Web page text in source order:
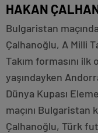
HAKAN
Bulgaristan
Çalhanoğlu, A Milli
Takım formasını ilk
yaşındayken
Dünya Kupası
maçını Bulgaristan
Çalhanoğlu, Türk